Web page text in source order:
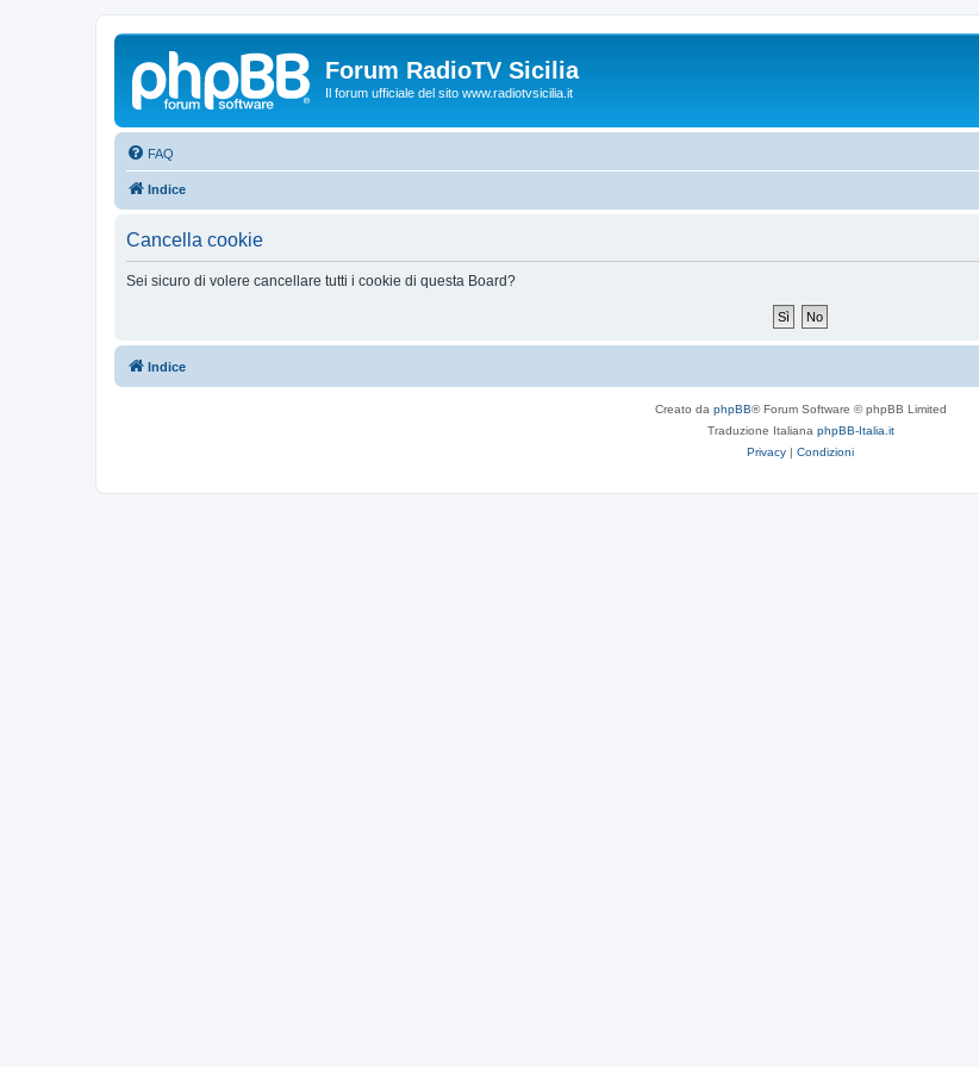
Forum RadioTV Sicilia
Il forum ufficiale del sito www.radiotvsicilia.it
FAQ
Indice
Cancella cookie
Sei sicuro di volere cancellare tutti i cookie di questa Board?
Indice
Creato da phpBB® Forum Software © phpBB Limited
Traduzione Italiana phpBB-Italia.it
Privacy | Condizioni